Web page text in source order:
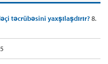
təcrübəsini yaxşılaşdırır?8.